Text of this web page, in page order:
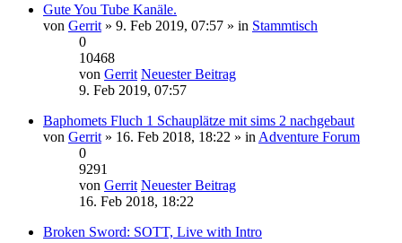
Gute You Tube Kanäle.
von Gerrit » 9. Feb 2019, 07:57 » in Stammtisch
0
10468
von Gerrit Neuester Beitrag
9. Feb 2019, 07:57
Baphomets Fluch 1 Schauplätze mit sims 2 nachgebaut
von Gerrit » 16. Feb 2018, 18:22 » in Adventure Forum
0
9291
von Gerrit Neuester Beitrag
16. Feb 2018, 18:22
Broken Sword: SOTT, Live with Intro